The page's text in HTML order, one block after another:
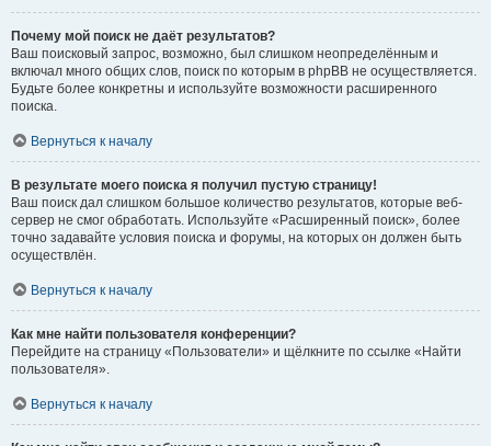
Почему мой поиск не даёт результатов?
Ваш поисковый запрос, возможно, был слишком неопределённым и
включал много общих слов, поиск по которым в phpBB не осуществляется.
Будьте более конкретны и используйте возможности расширенного
поиска.
Вернуться к началу
В результате моего поиска я получил пустую страницу!
Ваш поиск дал слишком большое количество результатов, которые веб-
сервер не смог обработать. Используйте «Расширенный поиск», более
точно задавайте условия поиска и форумы, на которых он должен быть
осуществлён.
Вернуться к началу
Как мне найти пользователя конференции?
Перейдите на страницу «Пользователи» и щёлкните по ссылке «Найти
пользователя».
Вернуться к началу